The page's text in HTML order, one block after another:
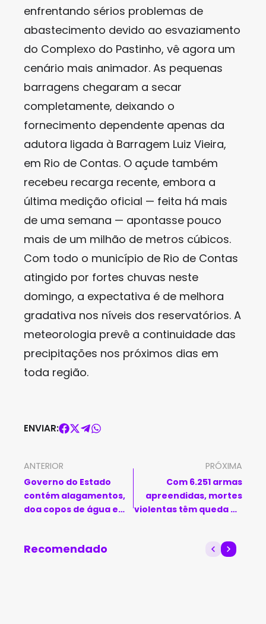
enfrentando sérios problemas de
abastecimento devido ao esvaziamento
do Complexo do Pastinho, vê agora um
cenário mais animador. As pequenas
barragens chegaram a secar
completamente, deixando o
fornecimento dependente apenas da
adutora ligada à Barragem Luiz Vieira,
em Rio de Contas. O açude também
recebeu recarga recente, embora a
última medição oficial — feita há mais
de uma semana — apontasse pouco
mais de um milhão de metros cúbicos.
Com todo o município de Rio de Contas
atingido por fortes chuvas neste
domingo, a expectativa é de melhora
gradativa nos níveis dos reservatórios. A
meteorologia prevê a continuidade das
precipitações nos próximos dias em
toda região.
ENVIAR:
ANTERIOR
Governo do Estado
contém alagamentos,
doa copos de água e
na Bahia
PRÓXIMA
Com 6.251 armas
apreendidas, mortes
violentas têm queda de
Recomendado